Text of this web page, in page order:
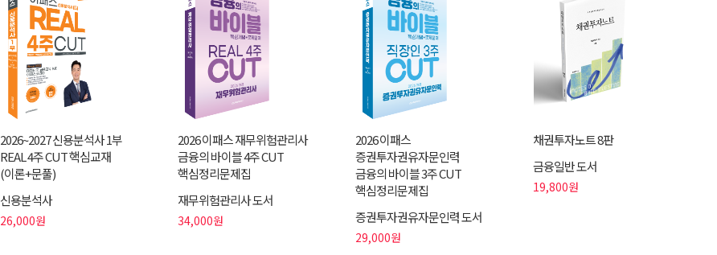
2026~2027 신용분석사 1부
REAL 4주 CUT 핵심교재
(이론+문풀)
신용분석사
26,000원
2026 이패스 재무위험관리사
금융의 바이블 4주 CUT
핵심정리문제집
재무위험관리사 도서
34,000원
2026 이패스
증권투자권유자문인력
금융의 바이블 3주 CUT
핵심정리문제집
증권투자권유자문인력 도서
29,000원
채권투자노트 8판
금융일반 도서
19,800원